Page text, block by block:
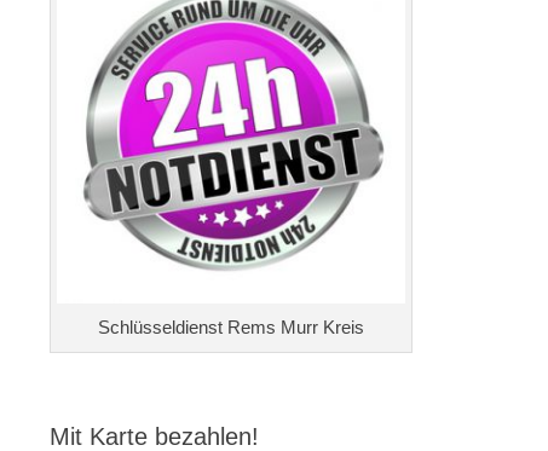
Schlüsseldienst Rems Murr Kreis
Mit Karte bezahlen!